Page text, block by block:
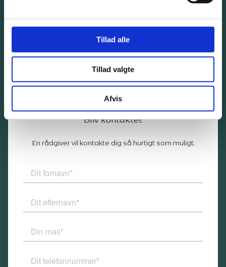
Tillad alle
Tillad valgte
Afvis
32 57 82 50
Bliv kontaktet
En rådgiver vil kontakte dig så hurtigt som muligt.